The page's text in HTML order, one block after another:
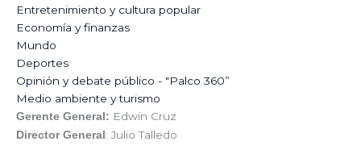
Entretenimiento y cultura popular
Economía y finanzas
Mundo
Deportes
Opinión y debate público - "Palco 360”
Medio ambiente y turismo
Gerente General: Edwin Cruz
Director General : Julio Talledo